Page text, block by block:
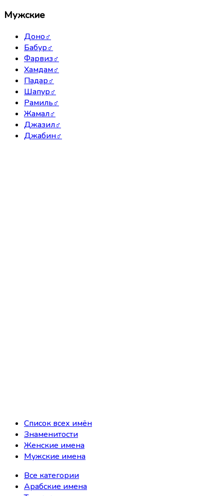
Мужские
Доно♂
Бабур♂
Фарвиз♂
Хамдам♂
Падар♂
Шапур♂
Рамиль♂
Жамал♂
Джазил♂
Джабин♂
Список всех имён
Знаменитости
Женские имена
Мужские имена
Все категории
Арабские имена